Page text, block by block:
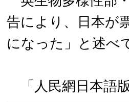
告により、日本が
になった」と述べ
「人民網日本語